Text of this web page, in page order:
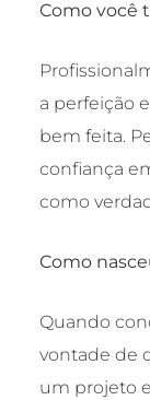
Como você
a perfeição
bem feita.
confiança
como
Como
Quando
vontade de
um projeto